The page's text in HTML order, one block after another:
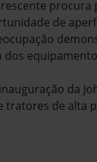
de
da
tratores de alta